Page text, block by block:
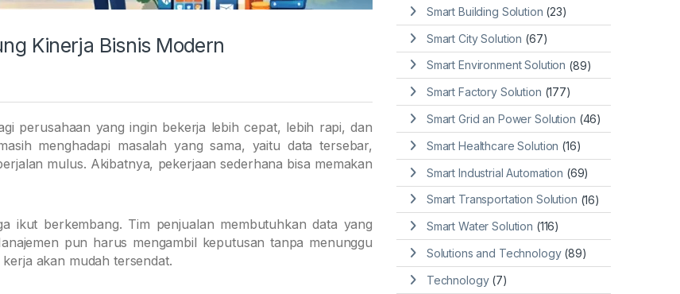
Kinerja Bisnis Modern
perusahaan yang ingin bekerja lebih cepat, lebih rapi, dan
menghadapi masalah yang sama, yaitu data tersebar,
mulus. Akibatnya, pekerjaan sederhana bisa memakan
ikut berkembang. Tim penjualan membutuhkan data yang
pun harus mengambil keputusan tanpa menunggu
akan mudah tersendat.
Smart Building Solution (23)
Smart City Solution (67)
Smart Environment Solution (89)
Smart Factory Solution (177)
Smart Grid an Power Solution (46)
Smart Healthcare Solution (16)
Smart Industrial Automation (69)
Smart Transportation Solution (16)
Smart Water Solution (116)
Solutions and Technology(89)
Technology(7)